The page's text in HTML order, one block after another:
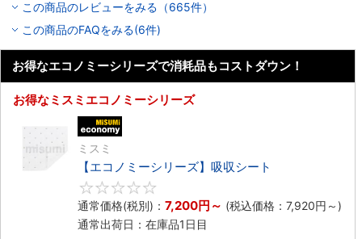
この商品のレビューをみる（665件）
この商品のFAQをみる(6件)
お得なエコノミーシリーズで消耗品もコストダウン！
お得なミスミエコノミーシリーズ
ミスミ
【エコノミーシリーズ】吸収シート
通常価格(税別)： 7,200円 ～ (税込価格： 7,920円 ～)
通常出荷日：在庫品1日目